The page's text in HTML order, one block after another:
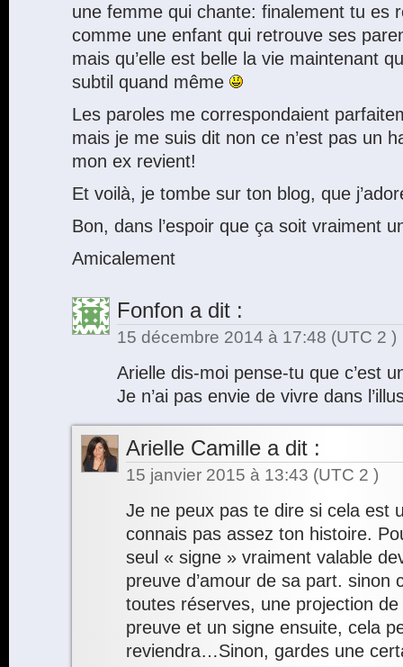
une femme qui chante: finalement tu es
comme une enfant qui retrouve ses
mais qu’elle est belle la vie maintenant
subtil quand même
Les paroles me correspondaient
mais je me suis dit non ce n’est pas un
mon ex revient!
Et voilà, je tombe sur ton blog, que
Bon, dans l’espoir que ça soit vraiment
Amicalement
Fonfon a dit :
15 décembre 2014 à 17:48 (UTC 2 )
Arielle dis-moi pense-tu que c’est
Je n’ai pas envie de vivre dans
Arielle Camille a dit :
15 janvier 2015 à 13:43 (UTC 2 )
Je ne peux pas te dire si cela est
connais pas assez ton histoire.
seul « signe » vraiment valable
preuve d’amour de sa part. sinon
toutes réserves, une projection
preuve et un signe ensuite, cela
reviendra…Sinon, gardes une